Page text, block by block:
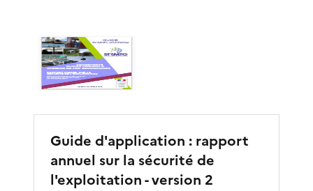
Guide d'application : rapport
annuel sur la sécurité de
l'exploitation - version 2